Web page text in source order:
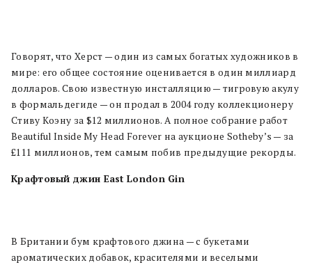
Говорят, что Херст — один из самых богатых художников в
мире: его общее состояние оценивается в один миллиард
долларов. Свою известную инсталляцию — тигровую акулу
в формальдегиде — он продал в 2004 году коллекционеру
Стиву Коэну за $12 миллионов. А полное собрание работ
Beautiful Inside My Head Forever на аукционе Sotheby’s — за
£111 миллионов, тем самым побив предыдущие рекорды.
Крафтовый джин East London Gin
В Британии бум крафтового джина — с букетами
ароматических добавок, красителями и веселыми